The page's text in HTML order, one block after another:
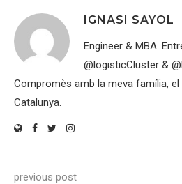
IGNASI SAYOL
Engineer & MBA.
@logisticCluster &
Compromès amb la meva família,
Catalunya.
previous post